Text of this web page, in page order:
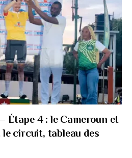
Étape 4 : le Cameroun et
circuit, tableau des